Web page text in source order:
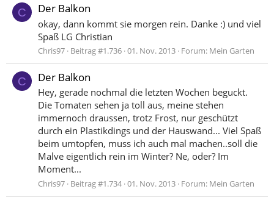
C Der Balkon
okay, dann kommt sie morgen rein. Danke :) und viel
Spaß LG Christian
Chris97 Beitrag #1.736 01. Nov. 2013 Forum: Mein Garten
C Der Balkon
Hey, gerade nochmal die letzten Wochen beguckt.
Die Tomaten sehen ja toll aus, meine stehen
immernoch draussen, trotz Frost, nur geschützt
durch ein Plastikdings und der Hauswand... Viel Spaß
beim umtopfen, muss ich auch mal machen..soll die
Malve eigentlich rein im Winter? Ne, oder? Im
Moment...
Chris97 Beitrag #1.734 01. Nov. 2013 Forum: Mein Garten